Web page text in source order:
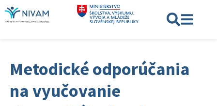
Metodické odporúčania
na vyučovanie